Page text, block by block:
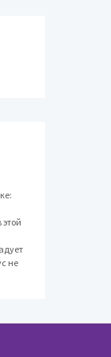
не